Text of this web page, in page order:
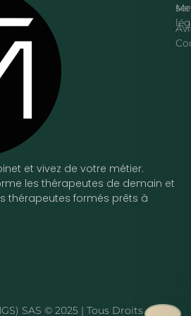
et vivez de votre métier.
les thérapeutes de demain et
thérapeutes formés prêts à
SAS © 2025 | Tous Droits